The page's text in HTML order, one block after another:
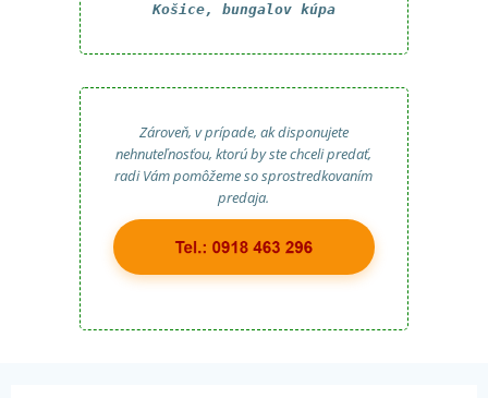
Košice, bungalov kúpa
Zároveň, v prípade, ak disponujete
nehnuteľnosťou, ktorú by ste chceli predať,
radi Vám pomôžeme so sprostredkovaním
predaja.